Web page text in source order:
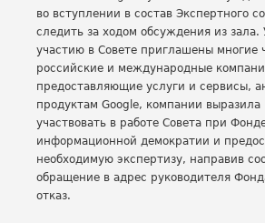
во вступлении в состав Экспертного
следить за ходом обсуждения из зала.
участию в Совете приглашены многие
российские и международные
предоставляющие услуги и сервисы,
продуктам Google, компании выразила
участвовать в работе Совета при
информационной демократии и
необходимую экспертизу, направив
обращение в адрес руководителя
отказ.